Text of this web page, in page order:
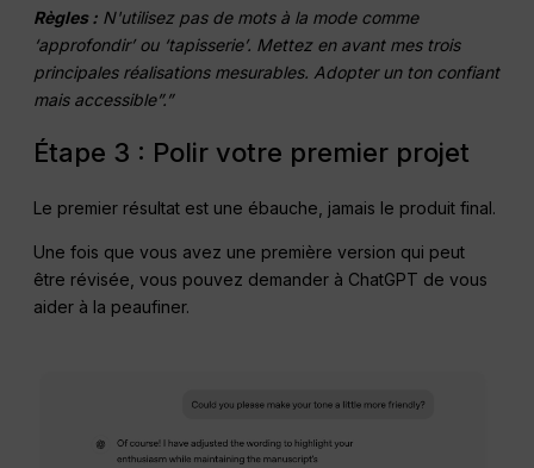
Règles : N'utilisez pas de mots à la mode comme
‘approfondir’ ou ‘tapisserie’. Mettez en avant mes trois
principales réalisations mesurables. Adopter un ton confiant
mais accessible”.”
Étape 3 : Polir votre premier projet
Le premier résultat est une ébauche, jamais le produit final.
Une fois que vous avez une première version qui peut
être révisée, vous pouvez demander à ChatGPT de vous
aider à la peaufiner.